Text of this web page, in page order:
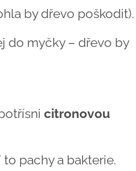
by dřevo poškodit).
do myčky – dřevo by
citronovou
pachy a bakterie.